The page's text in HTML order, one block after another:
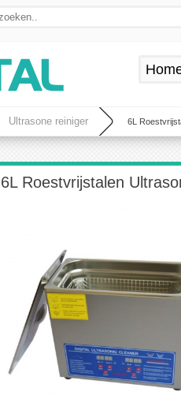
Ultrasone reiniger 6L
6L Roestvrijstalen